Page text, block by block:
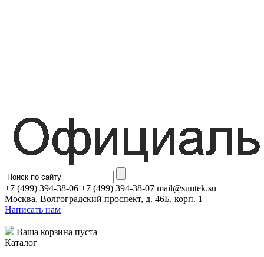
+7 (499) 394-38-06 +7 (499) 394-38-07 mail@suntek.su
Москва, Волгоградский проспект, д. 46Б, корп. 1
Написать нам
Ваша корзина пуста
Каталог